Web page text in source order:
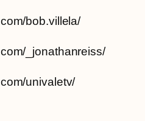
bob.villela/
_jonathanreiss/
univaletv/